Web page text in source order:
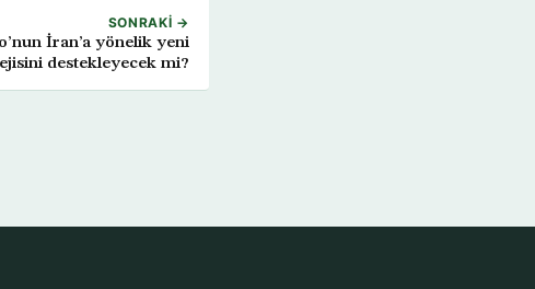
SONRAKI →
İran’a yönelik yeni
destekleyecek mi?